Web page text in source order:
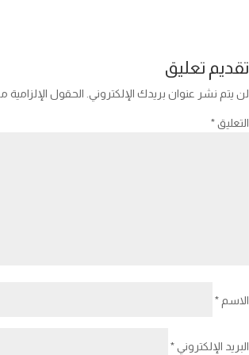
تقديم تعليق
لن يتم نشر عنوان بريدك الإلكتروني. الحقول الإلزامية
التعليق*
الاسم*
البريد الإلكتروني*